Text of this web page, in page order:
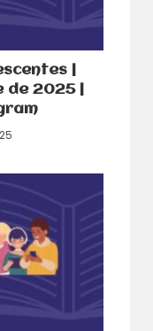
|
de 2025 |